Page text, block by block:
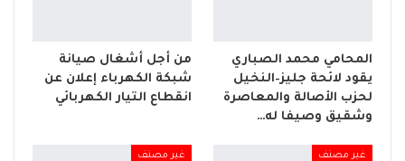
المحامي محمد الصباري
يقود لائحة جليز–النخيل
لحزب الأصالة والمعاصرة
وشقيق وصيفا له…
من أجل أشغال صيانة
شبكة الكهرباء إعلان عن
انقطاع التيار الكهربائي
غير مصنف غير مصنف